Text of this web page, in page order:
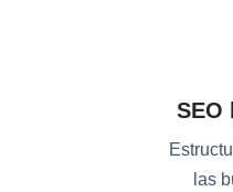
SEO
las